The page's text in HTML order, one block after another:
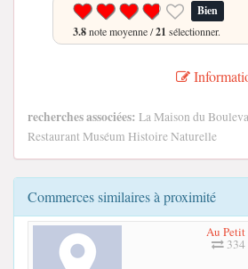
Bien
3.8note moyenne /21 sélectionner.
recherches associées: La Maison du
Restaurant Muséum Histoire Naturelle
Commerces similaires à proximité
Au Petit